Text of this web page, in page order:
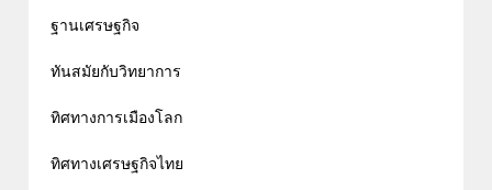
ฐานเศรษฐกิจ
ทันสมัยกับวิทยาการ
ทิศทางการเมืองโลก
ทิศทางเศรษฐกิจไทย